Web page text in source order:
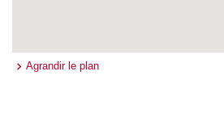
Agrandir le plan